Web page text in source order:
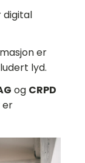
er
lyd.
og CRPD
er